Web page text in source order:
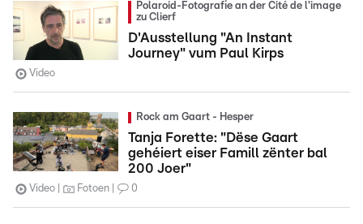
Polaroid-Fotografie an der Cité de l'image
zu Clierf
D'Ausstellung "An Instant
Journey" vum Paul Kirps
Video
Rock am Gaart - Hesper
Tanja Forette: "Dëse Gaart
gehéiert eiser Famill zënter bal
200 Joer"
Video Fotoen 0